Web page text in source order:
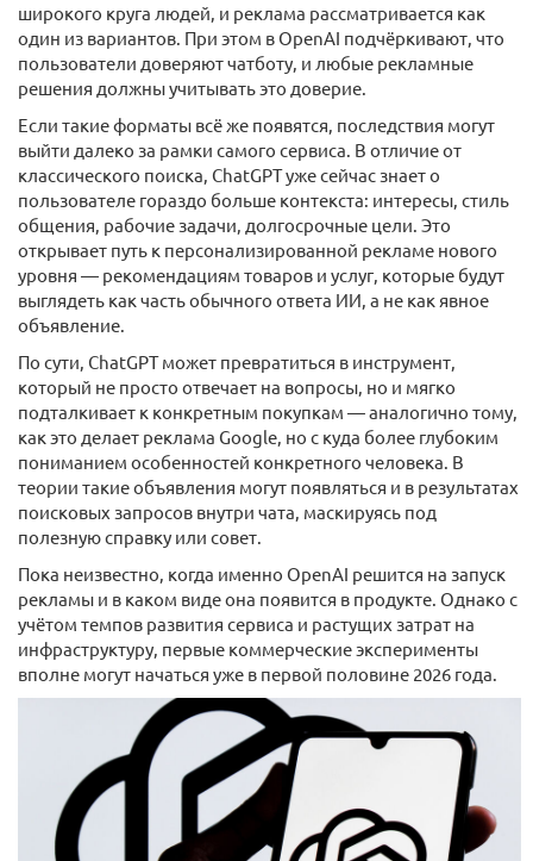
широкого круга людей, и реклама рассматривается как
один из вариантов. При этом в OpenAI подчёркивают, что
пользователи доверяют чатботу, и любые рекламные
решения должны учитывать это доверие.
Если такие форматы всё же появятся, последствия могут
выйти далеко за рамки самого сервиса. В отличие от
классического поиска, ChatGPT уже сейчас знает о
пользователе гораздо больше контекста: интересы, стиль
общения, рабочие задачи, долгосрочные цели. Это
открывает путь к персонализированной рекламе нового
уровня — рекомендациям товаров и услуг, которые будут
выглядеть как часть обычного ответа ИИ, а не как явное
объявление.
По сути, ChatGPT может превратиться в инструмент,
который не просто отвечает на вопросы, но и мягко
подталкивает к конкретным покупкам — аналогично тому,
как это делает реклама Google, но с куда более глубоким
пониманием особенностей конкретного человека. В
теории такие объявления могут появляться и в результатах
поисковых запросов внутри чата, маскируясь под
полезную справку или совет.
Пока неизвестно, когда именно OpenAI решится на запуск
рекламы и в каком виде она появится в продукте. Однако с
учётом темпов развития сервиса и растущих затрат на
инфраструктуру, первые коммерческие эксперименты
вполне могут начаться уже в первой половине 2026 года.